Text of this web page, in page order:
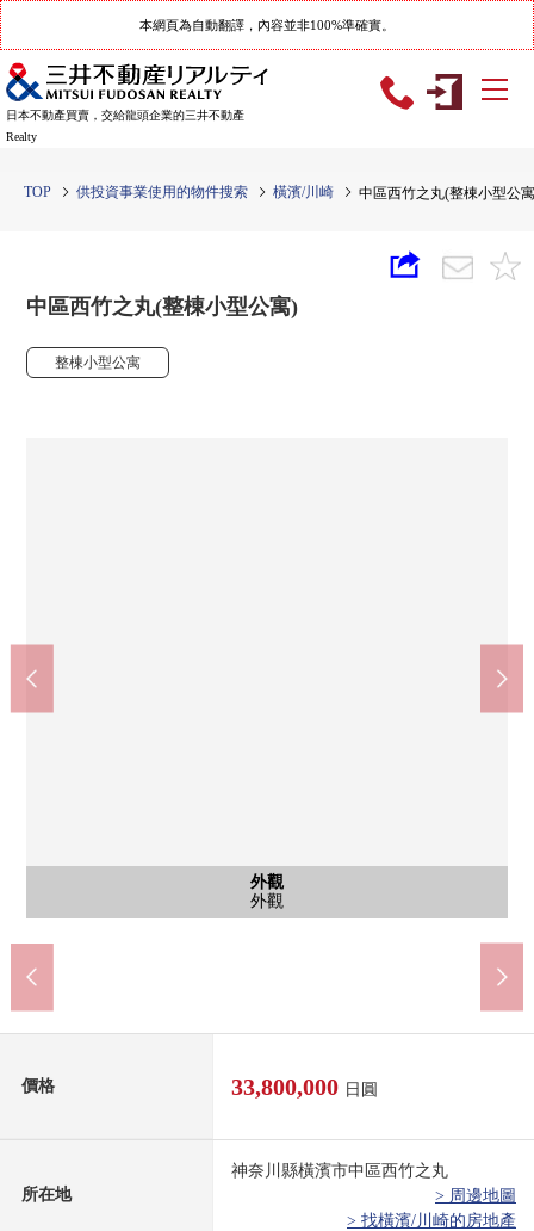
本網頁為自動翻譯，內容並非100%準確實。
日本不動產買賣，交給龍頭企業的三井不動產
Realty
TOP 供投資事業使用的物件搜索 橫濱/川崎 中區西竹之丸(整棟小型公
中區西竹之丸(整棟小型公寓)
整棟小型公寓
外觀
外觀
室內
室內(2樓)
室內
室內(2樓)
室內
室內(2樓)
風景
始自於2階住戸的風景
風景
始自於2階住戸的風景
室內
室內(2樓)
室內
室內(2樓)
公共汽車
室內(2樓)
室內
室內(2樓)
室內
室內(2樓)
外觀
外觀
外觀
外觀
外觀
外觀
含有前面道路的外觀
前面道路
含有前面道路的外觀
前面道路
共有部分
共有部分
共有部分
共有部分
門口
門口
微型MARCHE富士山元町商店(約190m)
Lawson橫濱山元町2丁目商店(約550m)
根岸森林公園(約300m)
柏葉公園(約480m)
橫濱市立山元小學(約610m)
橫濱市立仲尾台中學(約460m)
價格 33,800,000 日圓
所在地
神奈川縣橫濱市中區西竹之丸
> 周邊地圖
> 找橫濱/川崎的房地產